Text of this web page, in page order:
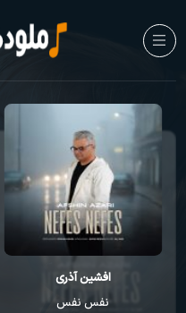
ایوان بند
خدارو داریم